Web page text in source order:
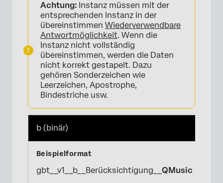
Achtung: Instanz müssen mit der
entsprechenden Instanz in der
übereinstimmen Wiederverwendbare
Antwortmöglichkeit. Wenn die
Instanz nicht vollständig
übereinstimmen, werden die Daten
nicht korrekt gestapelt. Dazu
gehören Sonderzeichen wie
Leerzeichen, Apostrophe,
Bindestriche usw.
b (binär)
gbt__v1__b__Berücksichtigung__ QMusic